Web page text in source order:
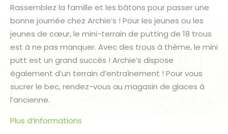
Rassemblez la famille et les bâtons pour passer une
bonne journée chez Archie’s ! Pour les jeunes ou les
jeunes de cœur, le mini-terrain de putting de 18 trous
est à ne pas manquer. Avec des trous à thème, le mini
putt est un grand succès ! Archie’s dispose
également d’un terrain d’entraînement ! Pour vous
sucrer le bec, rendez-vous au magasin de glaces à
l’ancienne.
Plus d’informations